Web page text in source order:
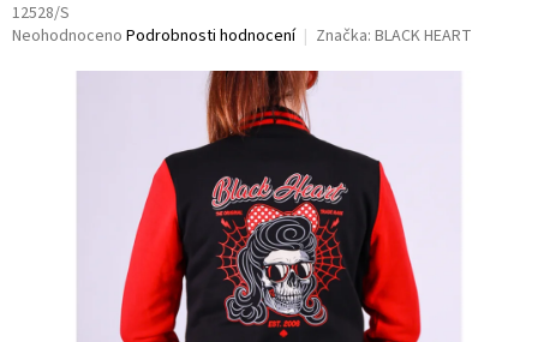
12528/S
Průměrné
Neohodnoceno Podrobnosti hodnocení Značka: BLACK HEART